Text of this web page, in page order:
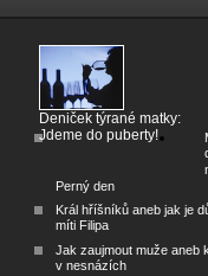
Deniček týrané matky:
Jdeme do puberty!
Perný den
Král hříšníků aneb jak je
míti Filipa
Jak zaujmout muže aneb
v nesnázích